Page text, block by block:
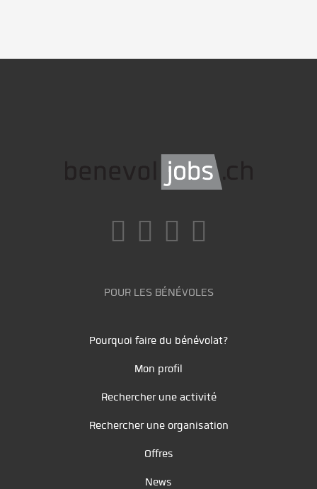
POUR LES BÉNÉVOLES
Pourquoi faire du bénévolat?
Mon profil
Rechercher une activité
Rechercher une organisation
Offres
News